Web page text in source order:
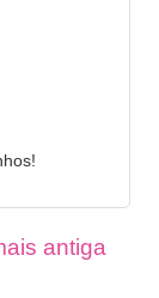
antiga